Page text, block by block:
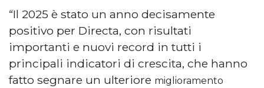
“Il 2025 è stato un anno decisamente
positivo per Directa, con risultati
importanti e nuovi record in tutti i
principali indicatori di crescita, che hanno
fatto segnare un ulteriore miglioramento